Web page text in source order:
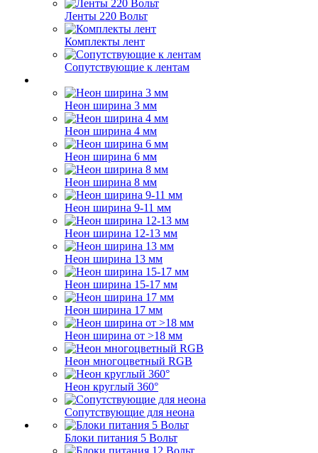
Ленты 220 Вольт
Комплекты лент
Сопутствующие к лентам
Неон ширина 3 мм
Неон ширина 4 мм
Неон ширина 6 мм
Неон ширина 8 мм
Неон ширина 9-11 мм
Неон ширина 12-13 мм
Неон ширина 13 мм
Неон ширина 15-17 мм
Неон ширина 17 мм
Неон ширина от >18 мм
Неон многоцветный RGB
Неон круглый 360°
Сопутствующие для неона
Блоки питания 5 Вольт